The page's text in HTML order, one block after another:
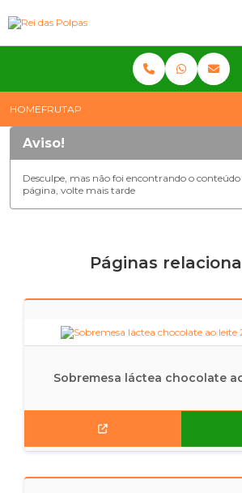
HOMEFRUTAP
Aviso!
Desculpe, mas não foi encontrando o conteúdo
página, volte mais tarde
Páginas
Sobremesa láctea chocolate